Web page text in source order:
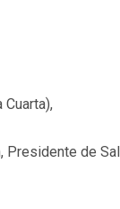
Cuarta),
Presidente de